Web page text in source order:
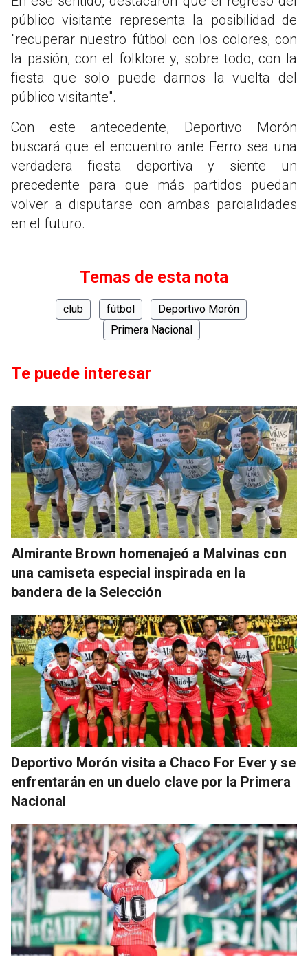
público visitante representa la posibilidad de
"recuperar nuestro fútbol con los colores, con
la pasión, con el folklore y, sobre todo, con la
fiesta que solo puede darnos la vuelta del
público visitante".
Con este antecedente, Deportivo Morón
buscará que el encuentro ante Ferro sea una
verdadera fiesta deportiva y siente un
precedente para que más partidos puedan
volver a disputarse con ambas parcialidades
en el futuro.
Temas de esta nota
club fútbol
Deportivo Morón
Primera Nacional
Te puede interesar
Almirante Brown homenajeó a Malvinas con
una camiseta especial inspirada en la
bandera de la Selección
Deportivo Morón visita a Chaco For Ever y se
enfrentarán en un duelo clave por la Primera
Nacional